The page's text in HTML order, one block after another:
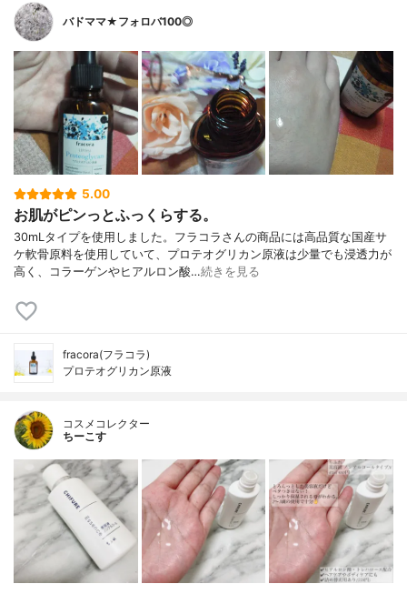
バドママ★フォロバ100◎
5.00
お肌がピンっとふっくらする。
30mLタイプを使用しました。フラコラさんの商品には高品質な国産サ
ケ軟骨原料を使用していて、プロテオグリカン原液は少量でも浸透力が
高く、コラーゲンやヒアルロン酸…続きを見る
fracora(フラコラ)
プロテオグリカン原液
コスメコレクター
ちーこす